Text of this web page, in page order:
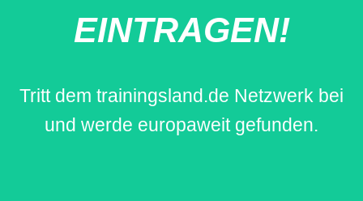
EINTRAGEN!
Tritt dem trainingsland.de Netzwerk bei
und werde europaweit gefunden.